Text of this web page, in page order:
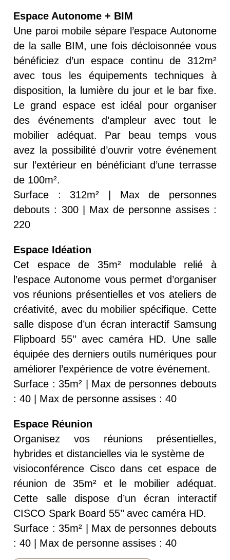
Espace Autonome + BIM
Une paroi mobile sépare l’espace Autonome
de la salle BIM, une fois décloisonnée vous
bénéficiez d’un espace continu de 312m²
avec tous les équipements techniques à
disposition, la lumière du jour et le bar fixe.
Le grand espace est idéal pour organiser
des événements d’ampleur avec tout le
mobilier adéquat. Par beau temps vous
avez la possibilité d’ouvrir votre événement
sur l’extérieur en bénéficiant d’une terrasse
de 100m².
Surface : 312m² | Max de personnes
debouts : 300 | Max de personne assises :
220
Espace Idéation
Cet espace de 35m² modulable relié à
l’espace Autonome vous permet d’organiser
vos réunions présentielles et vos ateliers de
créativité, avec du mobilier spécifique. Cette
salle dispose d’un écran interactif Samsung
Flipboard 55’’ avec caméra HD. Une salle
équipée des derniers outils numériques pour
améliorer l’expérience de votre événement.
Surface : 35m² | Max de personnes debouts
: 40 | Max de personne assises : 40
Espace Réunion
Organisez vos réunions présentielles,
hybrides et distancielles via le système de
visioconférence Cisco dans cet espace de
réunion de 35m² et le mobilier adéquat.
Cette salle dispose d’un écran interactif
CISCO Spark Board 55’’ avec caméra HD.
Surface : 35m² | Max de personnes debouts
: 40 | Max de personne assises : 40